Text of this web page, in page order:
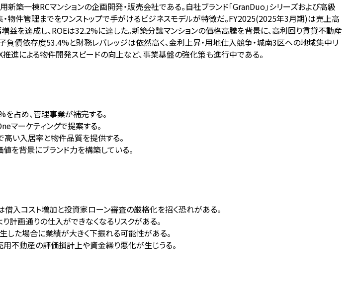
築一棟RCマンションの企画開発・販売会社である。自社ブランド「GranDuo」シリーズおよび高級
・物件管理までをワンストップで手がけるビジネスモデルが特徴だ。FY2025(2025年3月期)は売上高
達成し、ROEは32.2%に達した。新築分譲マンションの価格高騰を背景に、高利回り賃貸不動産
債依存度53.4%と財務レバレッジは依然高く、金利上昇・用地仕入競争・城南3区への地域集中リ
進による物件開発スピードの向上など、事業基盤の強化策も進行中である。
占め、管理事業が補完する。
マーケティングで提案する。
高い入居率と物件品質を提供する。
を背景にブランド力を構築している。
入コスト増加と投資家ローン審査の厳格化を招く恐れがある。
画通りの仕入ができなくなるリスクがある。
た場合に業績が大きく下振れる可能性がある。
不動産の評価損計上や資金繰り悪化が生じうる。